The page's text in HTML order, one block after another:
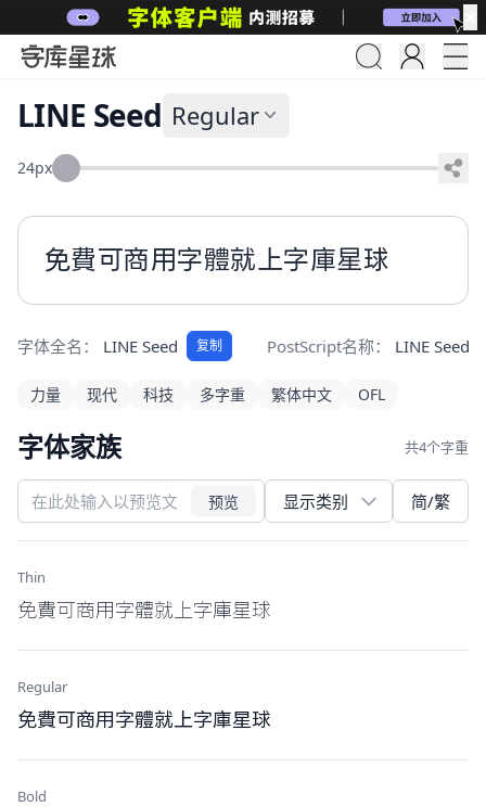
LINE Seed Regular
24px
免費可商用字體就上字庫星球
字体全名： LINE Seed 复制 PostScript名称： LINE Seed
力量 现代 科技 多字重 繁体中文 OFL
字体家族 共4个字重
预览 简/繁
Thin
免費可商用字體就上字庫星球
Regular
免費可商用字體就上字庫星球
Bold